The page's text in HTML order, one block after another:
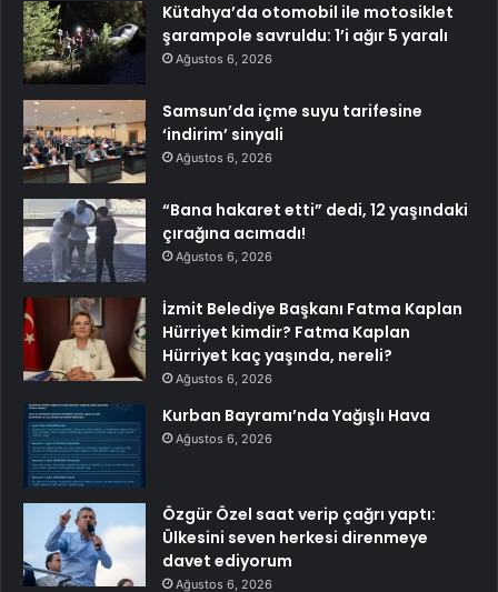
Kütahya’da otomobil ile motosiklet
şarampole savruldu: 1’i ağır 5 yaralı
Ağustos 6, 2026
Samsun’da içme suyu tarifesine
‘indirim’ sinyali
Ağustos 6, 2026
“Bana hakaret etti” dedi, 12 yaşındaki
çırağına acımadı!
Ağustos 6, 2026
İzmit Belediye Başkanı Fatma Kaplan
Hürriyet kimdir? Fatma Kaplan
Hürriyet kaç yaşında, nereli?
Ağustos 6, 2026
Kurban Bayramı’nda Yağışlı Hava
Ağustos 6, 2026
Özgür Özel saat verip çağrı yaptı:
Ülkesini seven herkesi direnmeye
davet ediyorum
Ağustos 6, 2026